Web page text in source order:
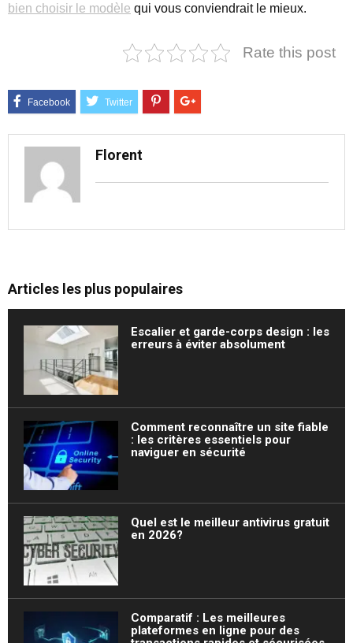
bien choisir le modèle qui vous conviendrait le mieux.
Rate this post
Florent
Articles les plus populaires
Escalier et garde-corps design : les
erreurs à éviter absolument
Comment reconnaître un site fiable
: les critères essentiels pour
naviguer en sécurité
Quel est le meilleur antivirus gratuit
en 2026?
Comparatif : Les meilleures
plateformes en ligne pour des